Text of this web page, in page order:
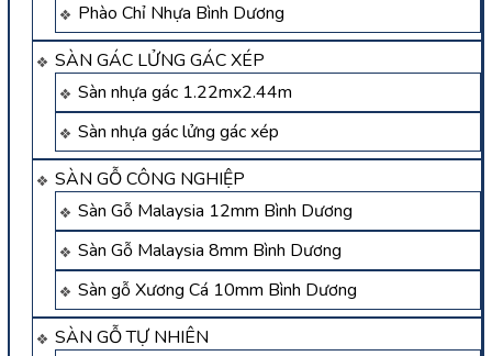
Phào Chỉ Nhựa Bình Dương
SÀN GÁC LỬNG GÁC XÉP
Sàn nhựa gác 1.22mx2.44m
Sàn nhựa gác lửng gác xép
SÀN GỖ CÔNG NGHIỆP
Sàn Gỗ Malaysia 12mm Bình Dương
Sàn Gỗ Malaysia 8mm Bình Dương
Sàn gỗ Xương Cá 10mm Bình Dương
SÀN GỖ TỰ NHIÊN